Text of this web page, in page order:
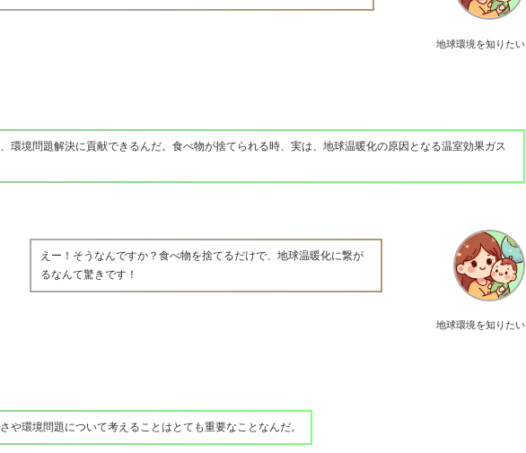
地球環境を知りたい
環境問題解決に貢献できるんだ。食べ物が捨てられる時、実は、地球温暖化の原因となる温室効果ガス
地球環境を知りたい
えー！そうなんですか？食べ物を捨てるだけで、地球温暖化に繋が
るなんて驚きです！
環境問題について考えることはとても重要なことなんだ。